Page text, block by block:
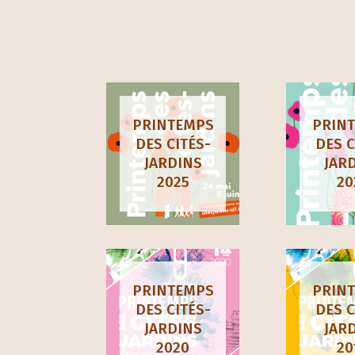
PRINTEMPS
DES CITÉS-
JARDINS
2025
PRINTEMPS
DES CITÉS-
JARDINS
2020
DES
DES